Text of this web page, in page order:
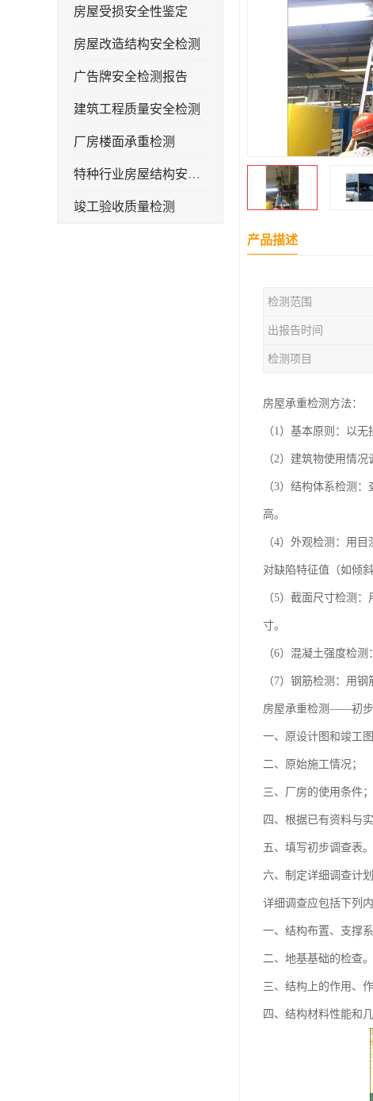
房屋受损安全性鉴定
房屋改造结构安全检测
广告牌安全检测报告
建筑工程质量安全检测
厂房楼面承重检测
特种行业房屋结构安全检测报告
竣工验收质量检测
产品描述
检测范围
出报告时间
检测项目
房屋承重检测方法：
（1）基本原则：以
（2）建筑物使用情
（3）结构体系检测
高。
（4）外观检测：用
对缺陷特征值（如倾
（5）截面尺寸检测
寸。
（6）混凝土强度检
（7）钢筋检测：用
房屋承重检测——初步
一、原设计图和竣工
二、原始施工情况；
三、厂房的使用条件；
四、根据已有资料与
五、填写初步调查表
六、制定详细调查计
详细调查应包括下列内
一、结构布置、支撑
二、地基基础的检查
三、结构上的作用、
四、结构材料性能和